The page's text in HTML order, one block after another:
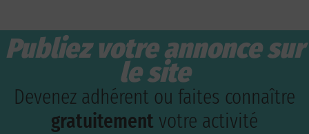
Publiez votre annonce sur
le site
Devenez adhérent ou faites connaître
gratuitement votre activité